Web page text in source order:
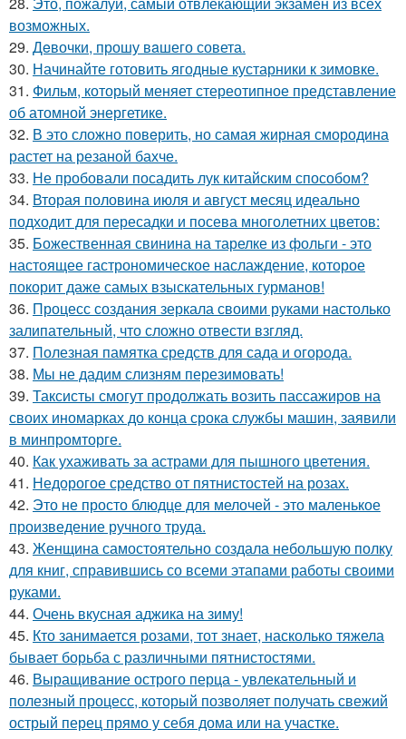
возможных.
29. Дeвочки, прошу вaшего совета.
30. Начинайте готовить ягодные кустарники к зимовке.
31. Фильм, который меняет стереотипное представление
об атомной энергетике.
32. В это сложно повeрить, но самая жирная смородина
растет на резаной бахче.
33. Не пробовали посадить лук китайским способом?
34. Вторая половина июля и август месяц идеально
подходит для пересадки и посева многолетних цветов:
35. Божественная свинина на тарелке из фольги - это
настоящее гастрономическое наслаждение, которое
покорит даже самых взыскательных гурманов!
36. Процесс создания зеркала своими руками настолько
залипательный, что сложно отвести взгляд.
37. Полезная памятка средств для сада и огорода.
38. Мы не дадим слизням перезимовать!
39. Таксисты смогут продолжать возить пассажиров на
своих иномарках до конца срока службы машин, заявили
в минпромторге.
40. Как ухаживать за астрами для пышного цветения.
41. Недорогое средство от пятнистостей на розах.
42. Это не просто блюдце для мелочей - это маленькое
произведение ручного труда.
43. Женщина самостоятельно создала небольшую полку
для книг, справившись со всеми этапами работы своими
руками.
44. Очень вкусная аджика на зиму!
45. Кто занимается розами, тот знает, насколько тяжела
бывает борьба с различными пятнистостями.
46. Выращивание острого перца - увлекательный и
полезный процесс, который позволяет получать свежий
острый перец прямо у себя дома или на участке.